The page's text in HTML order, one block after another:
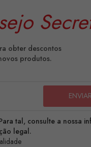
obter descontos
produtos.
tal, consulte a nossa
legal.